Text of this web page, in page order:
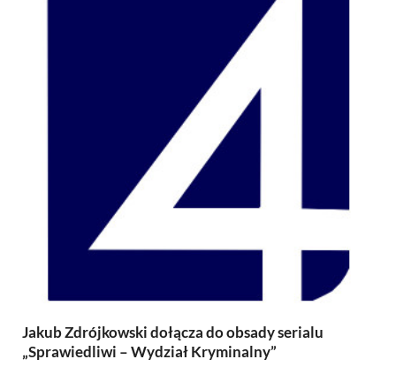
Jakub Zdrójkowski dołącza do obsady serialu
„Sprawiedliwi – Wydział Kryminalny”